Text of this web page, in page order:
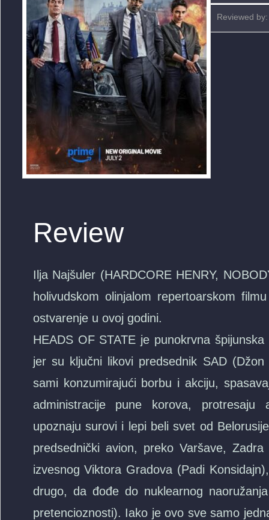
Reviewed
Review
Ilja Najšuler (HARDCORE HENRY,
holivudskom olinjalom repertoarskom
ostvarenje u ovoj godini.
HEADS OF STATE je punokrvna
jer su ključni likovi predsednik SAD
sami konzumirajući borbu i akciju,
administracije pune korova, protresaju
upoznaju surovi i lepi beli svet od
predsednički avion, preko Varšave,
izvesnog Viktora Gradova (Padi
drugo, da đođe do nuklearnog
pretencioznosti). Iako je ovo sve samo